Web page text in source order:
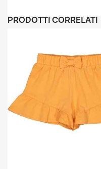
PRODOTTI CORRELATI